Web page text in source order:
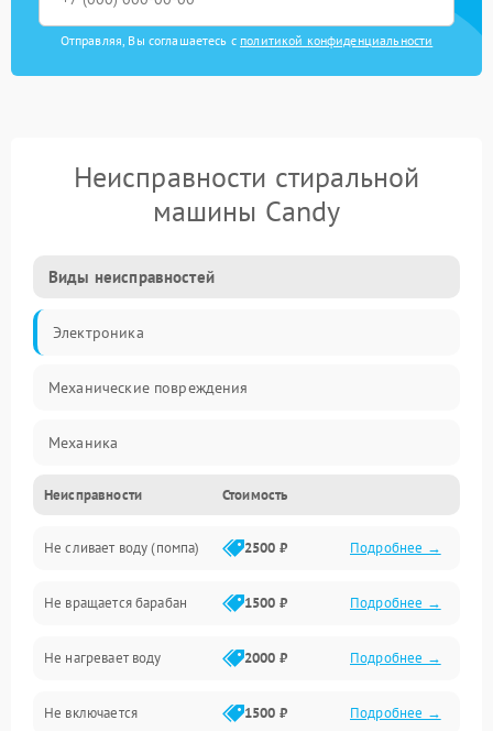
Отправляя, Вы соглашаетесь с политикой конфиденциальности
Неисправности стиральной
машины Candy
Виды неисправностей
Электроника
Механические повреждения
Механика
Электропитание
Водоснабжение
Слив
Программное обеспечение
Неисправности Стоимость
Не сливает воду (помпа) 2500 ₽ Подробнее →
Не вращается барабан 1500 ₽ Подробнее →
Не нагревает воду 2000 ₽ Подробнее →
Не включается 1500 ₽ Подробнее →